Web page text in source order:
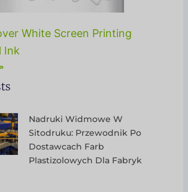
White Screen Printing
Ink
Nadruki Widmowe W
Sitodruku: Przewodnik Po
Dostawcach Farb
Plastizolowych Dla Fabryk